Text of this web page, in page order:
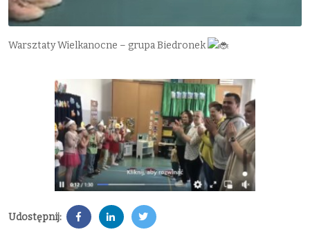
Warsztaty Wielkanocne – grupa Biedronek
Udostępnij: